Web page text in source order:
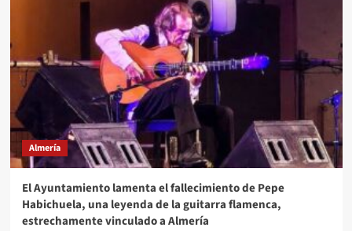
Almería
El Ayuntamiento lamenta el fallecimiento de Pepe
Habichuela, una leyenda de la guitarra flamenca,
estrechamente vinculado a Almería